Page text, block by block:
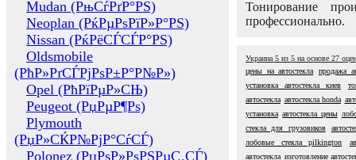
Mudan (РњСѓРґР°РЅ)
Neoplan (РќРµРѕРїР»Р°РЅ)
Nissan (РќРёСЃСЃР°РЅ)
Oldsmobile
(РћР»РґСЃРјРѕР±Р°Р№Р»)
Opel (РћРїРµР»СЊ)
Peugeot (РџРµР¶Рѕ)
Plymouth
(РџР»СЌР№РјР°СѓСЃ)
Polonez (РџРѕР»РѕРЅРµС‚СЃ)
Тонирование
профессионально.
Украина 5 из 5 на основе 27
цены на автостекла
продажа
установка автостекла киев
автостекла автостекла honda
установка автостекла цены
стекла для грузовиков
лобовые стекла pilkington
автостекла изготовление